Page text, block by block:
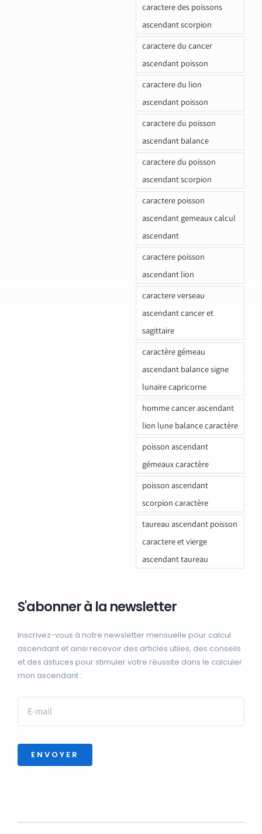
caractere des poissons
ascendant scorpion
caractere du cancer
ascendant poisson
caractere du lion
ascendant poisson
caractere du poisson
ascendant balance
caractere du poisson
ascendant scorpion
caractere poisson
ascendant gemeaux calcul
ascendant
caractere poisson
ascendant lion
caractere verseau
ascendant cancer et
sagittaire
caractère gémeau
ascendant balance signe
lunaire capricorne
homme cancer ascendant
lion lune balance caractère
poisson ascendant
gémeaux caractère
poisson ascendant
scorpion caractère
taureau ascendant poisson
caractere et vierge
ascendant taureau
S'abonner à la newsletter
Inscrivez-vous à notre newsletter mensuelle pour calcul
ascendant et ainsi recevoir des articles utiles, des conseils
et des astuces pour stimuler votre réussite dans le calculer
mon ascendant :
ENVOYER